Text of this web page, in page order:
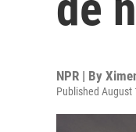
NPR | By
Published August